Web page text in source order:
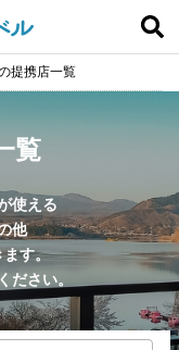
提携店一覧
覧
使える
他
ます。
ださい。